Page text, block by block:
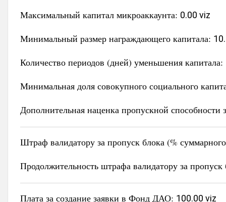
Максимальный капитал микроаккаунта: 0.00 viz
Минимальный размер награждающего капитала:
Количество периодов (дней) уменьшения капитала:
Минимальная доля совокупного социального
Дополнительная наценка пропускной
Штраф валидатору за пропуск блока (%
Продолжительность штрафа валидатору за
Плата за создание заявки в Фонд ДАО: 100.00 viz